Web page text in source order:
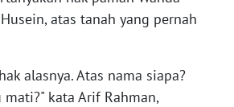
atas tanah yang pernah
alasnya. Atas nama siapa?
kata Arif Rahman,